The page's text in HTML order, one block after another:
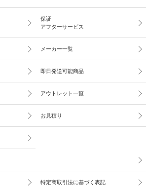
保証
アフターサービス
メーカー一覧
即日発送可能商品
アウトレット一覧
お見積り
特定商取引法に基づく表記